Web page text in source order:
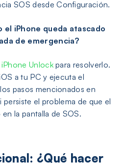
SOS desde Configuración.
el iPhone queda atascado
de emergencia?
iPhone Unlockpara resolverlo.
a tu PC y ejecuta el
pasos mencionados en
el problema de que el
la pantalla de SOS.
¿Qué hacer